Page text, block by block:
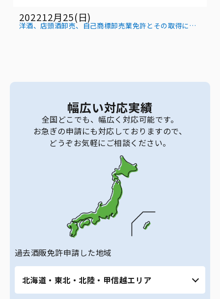
202212月25(日)
洋酒、店頭酒卸売、自己商標卸売業免許とその取得につ
いて
幅広い対応実績
全国どこでも、幅広く対応可能です。
お急ぎの申請にも対応しておりますので、
どうぞお気軽にご相談ください。
過去酒販免許申請した地域
北海道・東北・北陸・甲信越エリア